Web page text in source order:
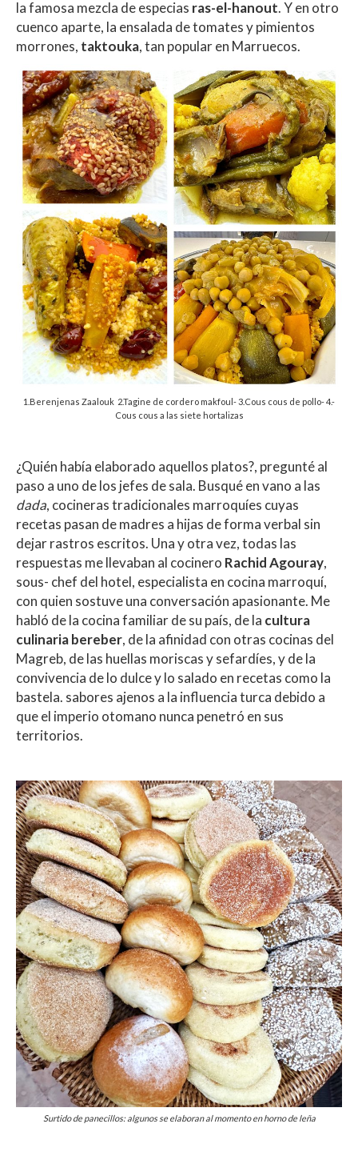
la famosa mezcla de especias ras-el-hanout. Y en otro
cuenco aparte, la ensalada de tomates y pimientos
morrones, taktouka, tan popular en Marruecos.
1.Berenjenas Zaalouk 2.Tagine de cordero makfoul- 3.Cous cous de pollo- 4.-
Cous cous a las siete hortalizas
¿Quién había elaborado aquellos platos?, pregunté al
paso a uno de los jefes de sala. Busqué en vano a las
dada, cocineras tradicionales marroquíes cuyas
recetas pasan de madres a hijas de forma verbal sin
dejar rastros escritos. Una y otra vez, todas las
respuestas me llevaban al cocinero Rachid Agouray,
sous- chef del hotel, especialista en cocina marroquí,
con quien sostuve una conversación apasionante. Me
habló de la cocina familiar de su país, de la cultura
culinaria bereber, de la afinidad con otras cocinas del
Magreb, de las huellas moriscas y sefardíes, y de la
convivencia de lo dulce y lo salado en recetas como la
bastela. sabores ajenos a la influencia turca debido a
que el imperio otomano nunca penetró en sus
territorios.
Surtido de panecillos: algunos se elaboran al momento en horno de leña